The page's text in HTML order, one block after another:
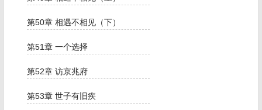
第50章 相遇不相见（下）
第51章 一个选择
第52章 访京兆府
第53章 世子有旧疾